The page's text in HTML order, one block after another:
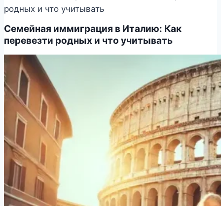
родных и что учитывать
Семейная иммиграция в Италию: Как
перевезти родных и что учитывать